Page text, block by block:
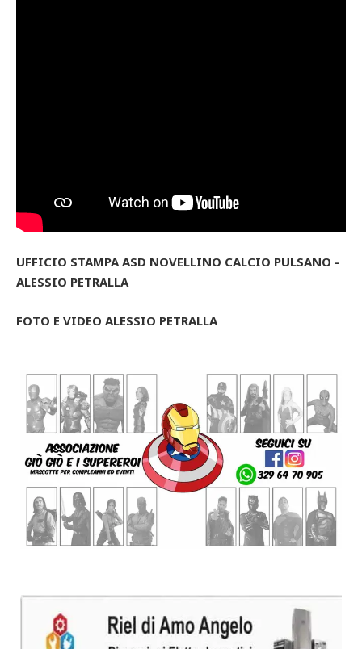
UFFICIO STAMPA ASD NOVELLINO CALCIO PULSANO -
ALESSIO PETRALLA
FOTO E VIDEO ALESSIO PETRALLA